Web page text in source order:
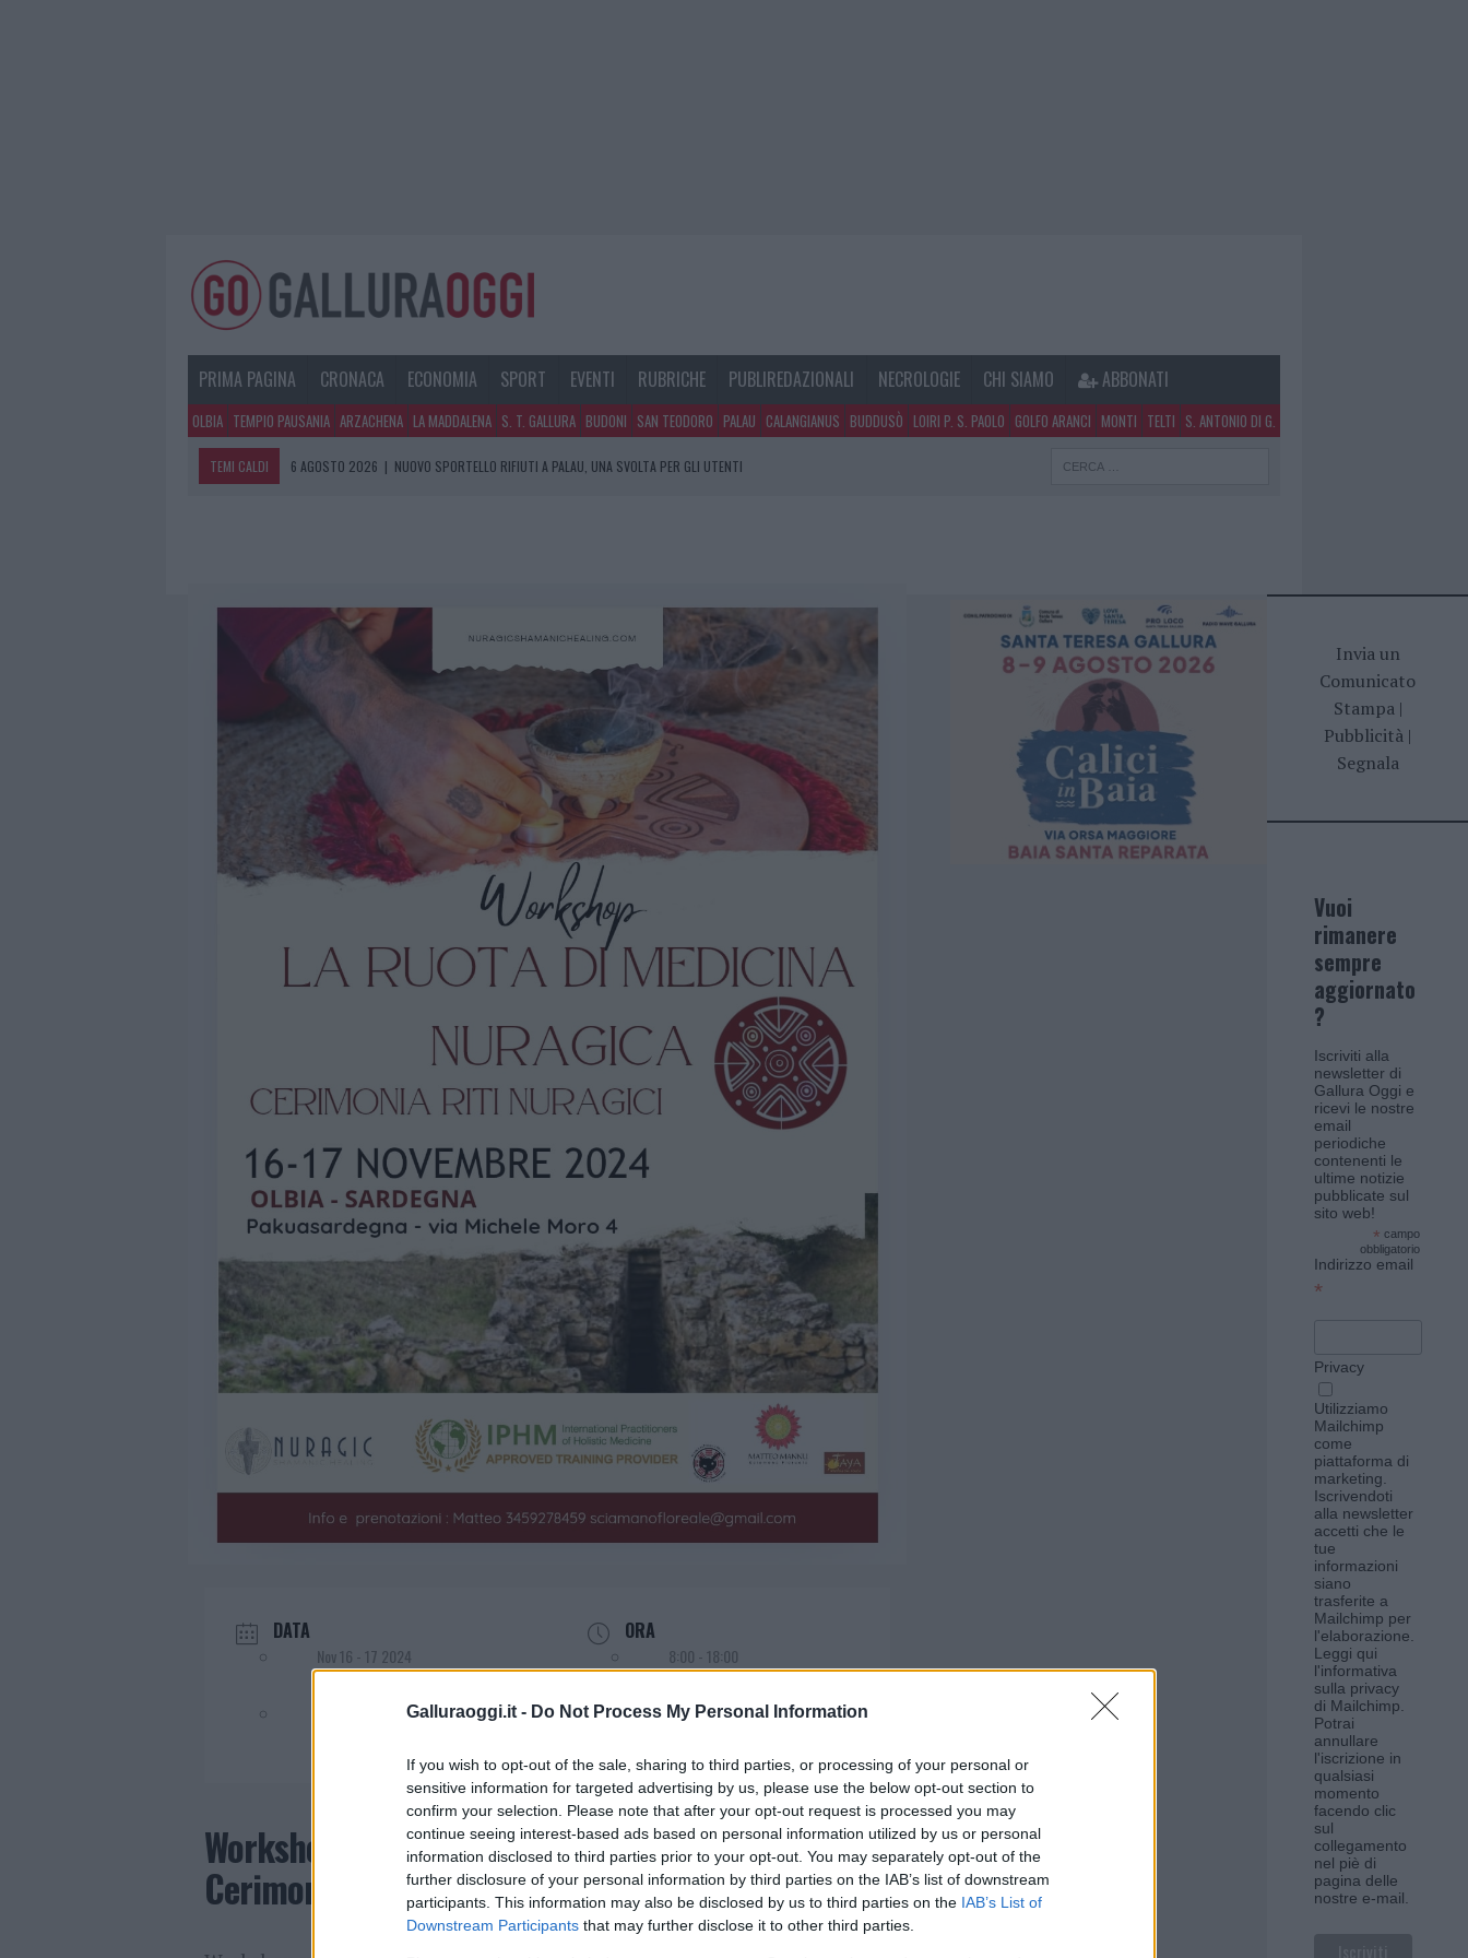
Galluraoggi.it - Do Not Process My Personal Information
If you wish to opt-out of the sale, sharing to third parties, or processing of your personal or
sensitive information for targeted advertising by us, please use the below opt-out section to
confirm your selection. Please note that after your opt-out request is processed you may
continue seeing interest-based ads based on personal information utilized by us or personal
information disclosed to third parties prior to your opt-out. You may separately opt-out of the
further disclosure of your personal information by third parties on the IAB’s list of downstream
participants. This information may also be disclosed by us to third parties on the IAB’s List of
Downstream Participants that may further disclose it to other third parties.
PRIMA PAGINA CRONACA ECONOMIA SPORT EVENTI RUBRICHE PUBLIREDAZIONALI NECROLOGIE CHI SIAMO ABBONATI
OLBIA TEMPIO PAUSANIA ARZACHENA LA MADDALENA S. T. GALLURA BUDONI SAN TEODORO PALAU CALANGIANUS BUDDUSÒ LOIRI P. S. PAOLO GOLFO ARANCI MONTI TELTI S. ANTONIO DI G.
TEMI CALDI 6 AGOSTO 2026 | NUOVO SPORTELLO RIFIUTI A PALAU, UNA SVOLTA PER GLI UTENTI
6 AGOSTO 2026 | MIGLIORI AGENZIE PER L’ATTESTAZIONE SOA IN ITALIA: LISTA DELLE 4 REALTÀ PIÙ EFFICIENTI
È MORTO FRANCESCO GUCCINI, IL MAESTRO CHE RIFIUTÒ LA COSTA SMERALDA
DATA
Nov 16 - 17 2024
Evento terminato!
ORA
8:00 - 18:00
Workshop sulla Ruota di Medicina Nuragica e
Cerimonia dei Riti Nuragici
Invia un
Comunicato
Stampa|
Pubblicità |
Segnala
Vuoi
rimanere
sempre
aggiornato
?
Iscriviti alla
newsletter di
Gallura Oggi e
ricevi le nostre
email
periodiche
contenenti le
ultime notizie
pubblicate sul
sito web!
* campo
obbligatorio
Indirizzo email
*
Privacy
Utilizziamo
Mailchimp
come
piattaforma di
marketing.
Iscrivendoti
alla newsletter
accetti che le
tue
informazioni
siano
trasferite a
Mailchimp per
l'elaborazione.
Leggi qui
l'informativa
sulla privacy
di Mailchimp.
Potrai
annullare
l'iscrizione in
qualsiasi
momento
facendo clic
sul
collegamento
nel piè di
pagina delle
nostre e-mail.